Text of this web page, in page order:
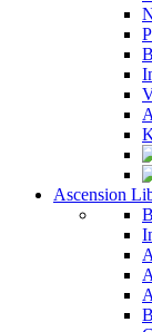
Ascension